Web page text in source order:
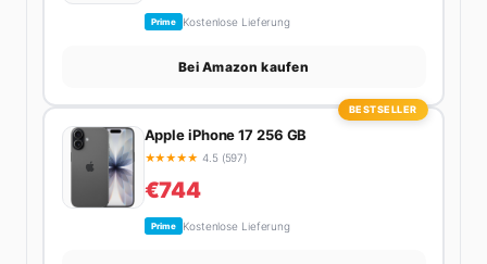
Prime Kostenlose Lieferung
Bei Amazon kaufen
BESTSELLER
Apple iPhone 17 256 GB
★★★★★ 4.5 (597)
€744
Prime Kostenlose Lieferung